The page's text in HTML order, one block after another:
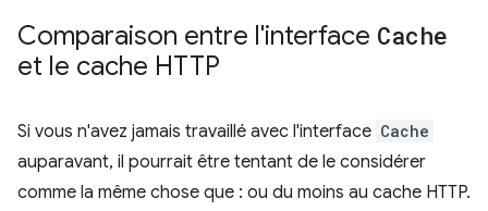
Comparaison entre l'interface Cache
et le cache HTTP
Si vous n'avez jamais travaillé avec l'interface Cache
auparavant, il pourrait être tentant de le considérer
comme la même chose que : ou du moins au cache HTTP.